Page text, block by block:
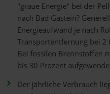
"graue Energie" bei der
nach Bad Gastein?
Energieaufwand je nach
Transportentfernung bei 2
Bei fossilen Brennstoffen
bis 30 Prozent
Der jährliche Verbrauch